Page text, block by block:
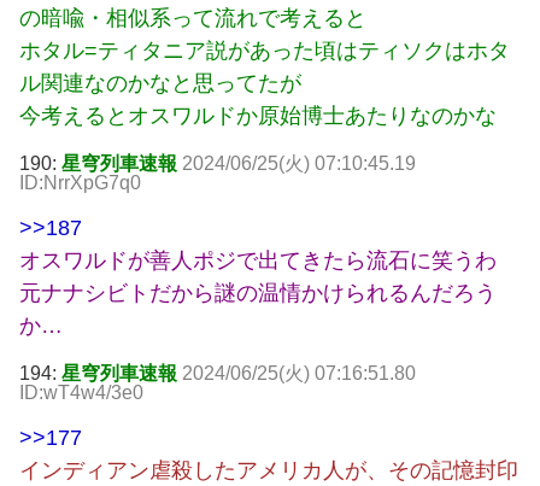
の暗喩・相似系って流れで考えると
ホタル=ティタニア説があった頃はティソクはホタ
ル関連なのかなと思ってたが
今考えるとオスワルドか原始博士あたりなのかな
190: 星穹列車速報 2024/06/25(火) 07:10:45.19
ID:NrrXpG7q0
>>187
オスワルドが善人ポジで出てきたら流石に笑うわ
元ナナシビトだから謎の温情かけられるんだろう
か…
194: 星穹列車速報 2024/06/25(火) 07:16:51.80
ID:wT4w4/3e0
>>177
インディアン虐殺したアメリカ人が、その記憶封印